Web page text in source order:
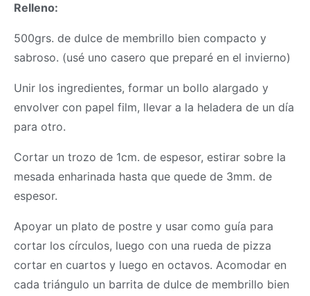
Relleno:
500grs. de dulce de membrillo bien compacto y
sabroso. (usé uno casero que preparé en el invierno)
Unir los ingredientes, formar un bollo alargado y
envolver con papel film, llevar a la heladera de un día
para otro.
Cortar un trozo de 1cm. de espesor, estirar sobre la
mesada enharinada hasta que quede de 3mm. de
espesor.
Apoyar un plato de postre y usar como guía para
cortar los círculos, luego con una rueda de pizza
cortar en cuartos y luego en octavos. Acomodar en
cada triángulo un barrita de dulce de membrillo bien